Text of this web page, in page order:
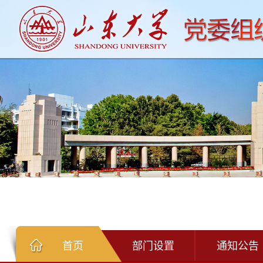
首页 部门设置 通知公告